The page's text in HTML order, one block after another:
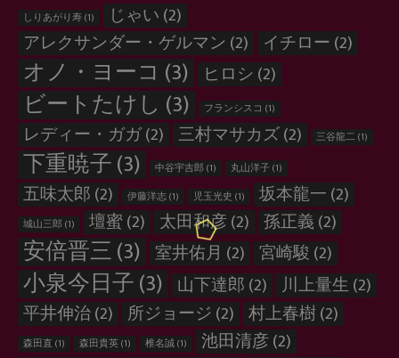
しりあがり寿(1) じゃい(2)
アレクサンダー・ゲルマン (2) イチロー(2)
オノ・ヨーコ (3) ヒロシ(2)
ビートたけし (3) フランシスコ (1)
レディー・ガガ(2) 三村マサカズ(2) 三谷龍二(1)
下重暁子(3) 中谷宇吉郎(1) 丸山洋子 (1)
五味太郎(2) 伊藤洋志(1) 児玉光史 (1) 坂本龍一(2)
城山三郎(1) 壇蜜(2) 太田和彦(2) 孫正義(2)
安倍晋三(3) 室井佑月 (2) 宮崎駿(2)
小泉今日子(3) 山下達郎(2) 川上量生(2)
平井伸治(2) 所ジョージ(2) 村上春樹(2)
森田直(1) 森田貴英(1) 椎名誠(1) 池田清彦(2)